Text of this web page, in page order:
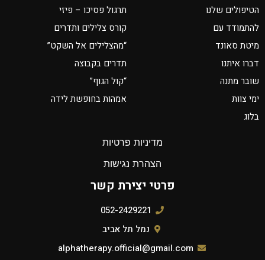
הטיפולים שלנו
להתמודד עם
מיטת סאונד
דברו איתנו
שובר מתנה
ימי צוות
בלוג
תרגול פסיכו – פיזי
קורס צלילים ותדרים
“מהצלילים אל השקט”
תדרים בקבוצה
“קול הגוף”
אמהות בחופשת לידה
מדיניות פרטיות
הצהרת נגישות
פרטי יצירת קשר
052-2429221
נמל תל אביב
alphatherapy.official@gmail.com